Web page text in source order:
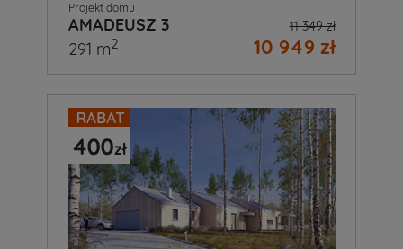
Projekt domu
AMADEUSZ 3 11 349 zł
10 949 zł
291 m2